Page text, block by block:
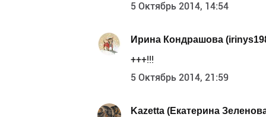
5 Октябрь 2014, 14:54
Ирина Кондрашова
+++!!!
5 Октябрь 2014, 21:59
Kazetta (Екатерина